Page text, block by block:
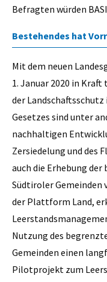
Befragten würden
Bestehendes hat
Mit dem neuen
1. Januar 2020 in
der
Gesetzes sind unter
nachhaltigen
Zersiedelung und des
auch die Erhebung
Südtiroler Gemeinden
der Plattform Land,
Nutzung des
Gemeinden einen
Pilotprojekt zum